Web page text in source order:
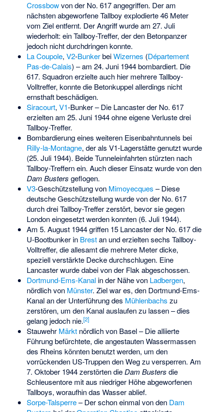
Crossbowvon der No. 617 angegriffen. Der am
nächsten abgeworfene Tallboy explodierte 46 Meter
vom Ziel entfernt. Der Angriff wurde am 27. Juli
wiederholt: ein Tallboy-Treffer, der den Betonpanzer
jedoch nicht durchdringen konnte.
La Coupole, V2-BunkerbeiWizernes (Département
Pas-de-Calais) – am 24. Juni 1944 bombardiert. Die
617. Squadron erzielte auch hier mehrere Tallboy-
Volltreffer, konnte die Betonkuppel allerdings nicht
ernsthaft beschädigen.
Siracourt, V1-Bunker – Die Lancaster der No. 617
erzielten am 25. Juni 1944 ohne eigene Verluste drei
Tallboy-Treffer.
Bombardierung eines weiteren Eisenbahntunnels bei
Rilly-la-Montagne, der als V1-Lagerstätte genutzt wurde
(25. Juli 1944). Beide Tunneleinfahrten stürzten nach
Tallboy-Treffern ein. Auch dieser Einsatz wurde von den
Dam Busters geflogen.
V3-Geschützstellung von Mimoyecques – Diese
deutsche Geschützstellung wurde von der No. 617
durch drei Tallboy-Treffer zerstört, bevor sie gegen
London eingesetzt werden konnten (6. Juli 1944).
Am 5. August 1944 griffen 15 Lancaster der No. 617 die
U-Bootbunker in Brestan und erzielten sechs Tallboy-
Volltreffer, die allesamt die mehrere Meter dicke,
speziell verstärkte Decke durchschlugen. Eine
Lancaster wurde dabei von der Flak abgeschossen.
Dortmund-Ems-Kanalin der Nähe von Ladbergen,
nördlich von Münster. Ziel war es, den Dortmund-Ems-
Kanal an der Unterführung des Mühlenbachs zu
zerstören, um den Kanal auslaufen zu lassen – dies
gelang jedoch nie.[2]
Stauwehr Märktnördlich von Basel – Die alliierte
Führung befürchtete, die angestauten Wassermassen
des Rheins könnten benutzt werden, um den
vorrückenden US-Truppen den Weg zu versperren. Am
7. Oktober 1944 zerstörten dieDam Busters die
Schleusentore mit aus niedriger Höhe abgeworfenen
Tallboys, woraufhin das Wasser ablief.
Sorpe-Talsperre– Der schon einmal von den Dam